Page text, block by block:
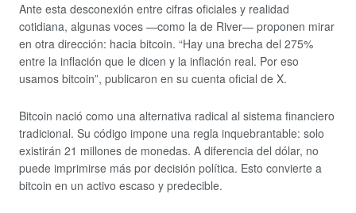
Ante esta desconexión entre cifras oficiales y realidad
cotidiana, algunas voces —como la de River— proponen mirar
en otra dirección: hacia bitcoin. “Hay una brecha del 275%
entre la inflación que le dicen y la inflación real. Por eso
usamos bitcoin”, publicaron en su cuenta oficial de X.
Bitcoin nació como una alternativa radical al sistema financiero
tradicional. Su código impone una regla inquebrantable: solo
existirán 21 millones de monedas. A diferencia del dólar, no
puede imprimirse más por decisión política. Esto convierte a
bitcoin en un activo escaso y predecible.